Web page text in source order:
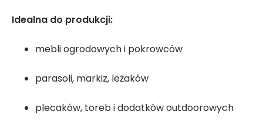
Idealna do produkcji:
mebli ogrodowych i pokrowców
parasoli, markiz, leżaków
plecaków, toreb i dodatków outdoorowych